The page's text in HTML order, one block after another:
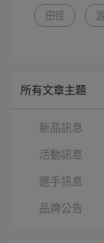
田徑
所有文章主題
新品訊息
活動訊息
選手訊息
品牌公告